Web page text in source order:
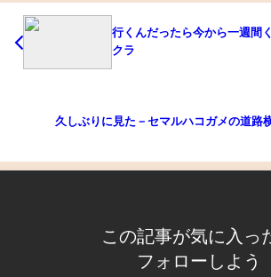
行くんだったら今から一週間
クラ
久しぶりに見た－セマルハコガメの道路
この記事が気に入っ
フォローしよう